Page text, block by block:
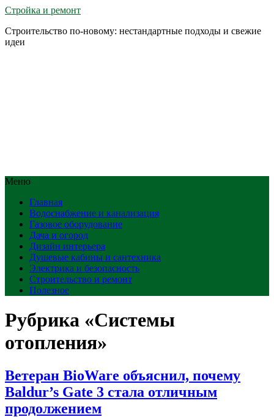
Стройка и ремонт
Строительство по-новому: нестандартные подходы и свежие
идеи
Меню
Главная
Водоснабжение и канализация
Газовое оборудование
Дача и огород
Дизайн интерьера
Душевые кабины и сантехника
Электрика и безопасность
Строительство и ремонт
Полезное
Рубрика «Системы
отопления»
Ветеран BioWare объяснил, почему
Baldur’s Gate 3 стала отличным
продолжением